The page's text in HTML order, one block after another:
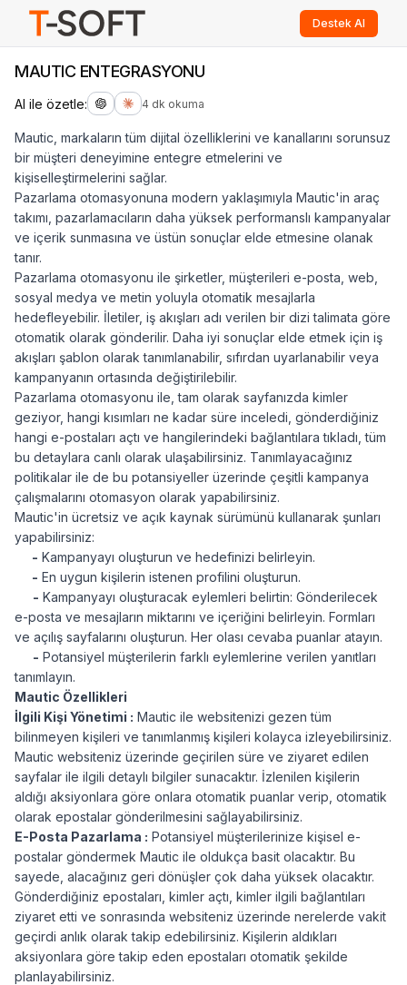
Destek Al
MAUTIC ENTEGRASYONU
AI ile özetle: 4 dk okuma
Mautic, markaların tüm dijital özelliklerini ve kanallarını sorunsuz
bir müşteri deneyimine entegre etmelerini ve
kişiselleştirmelerini sağlar.
Pazarlama otomasyonuna modern yaklaşımıyla Mautic'in araç
takımı, pazarlamacıların daha yüksek performanslı kampanyalar
ve içerik sunmasına ve üstün sonuçlar elde etmesine olanak
tanır.
Pazarlama otomasyonu ile şirketler, müşterileri e-posta, web,
sosyal medya ve metin yoluyla otomatik mesajlarla
hedefleyebilir. İletiler, iş akışları adı verilen bir dizi talimata göre
otomatik olarak gönderilir. Daha iyi sonuçlar elde etmek için iş
akışları şablon olarak tanımlanabilir, sıfırdan uyarlanabilir veya
kampanyanın ortasında değiştirilebilir.
Pazarlama otomasyonu ile, tam olarak sayfanızda kimler
geziyor, hangi kısımları ne kadar süre inceledi, gönderdiğiniz
hangi e-postaları açtı ve hangilerindeki bağlantılara tıkladı, tüm
bu detaylara canlı olarak ulaşabilirsiniz. Tanımlayacağınız
politikalar ile de bu potansiyeller üzerinde çeşitli kampanya
çalışmalarını otomasyon olarak yapabilirsiniz.
Mautic'in ücretsiz ve açık kaynak sürümünü kullanarak şunları
yapabilirsiniz:
- Kampanyayı oluşturun ve hedefinizi belirleyin.
- En uygun kişilerin istenen profilini oluşturun.
- Kampanyayı oluşturacak eylemleri belirtin: Gönderilecek
e-posta ve mesajların miktarını ve içeriğini belirleyin. Formları
ve açılış sayfalarını oluşturun. Her olası cevaba puanlar atayın.
- Potansiyel müşterilerin farklı eylemlerine verilen yanıtları
tanımlayın.
Mautic Özellikleri
İlgili Kişi Yönetimi : Mautic ile websitenizi gezen tüm
bilinmeyen kişileri ve tanımlanmış kişileri kolayca izleyebilirsiniz.
Mautic websiteniz üzerinde geçirilen süre ve ziyaret edilen
sayfalar ile ilgili detaylı bilgiler sunacaktır. İzlenilen kişilerin
aldığı aksiyonlara göre onlara otomatik puanlar verip, otomatik
olarak epostalar gönderilmesini sağlayabilirsiniz.
E-Posta Pazarlama : Potansiyel müşterilerinize kişisel e-
postalar göndermek Mautic ile oldukça basit olacaktır. Bu
sayede, alacağınız geri dönüşler çok daha yüksek olacaktır.
Gönderdiğiniz epostaları, kimler açtı, kimler ilgili bağlantıları
ziyaret etti ve sonrasında websiteniz üzerinde nerelerde vakit
geçirdi anlık olarak takip edebilirsiniz. Kişilerin aldıkları
aksiyonlara göre takip eden epostaları otomatik şekilde
planlayabilirsiniz.